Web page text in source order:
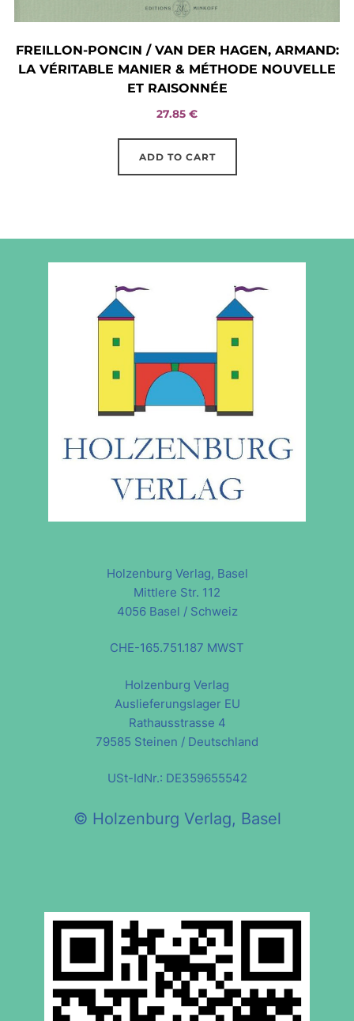
FREILLON-PONCIN / VAN DER HAGEN, ARMAND:
LA VÉRITABLE MANIER & MÉTHODE NOUVELLE
ET RAISONNÉE
27.85 €
ADD TO CART
Holzenburg Verlag, Basel
Mittlere Str. 112
4056 Basel / Schweiz
CHE-165.751.187 MWST
Holzenburg Verlag
Auslieferungslager EU
Rathausstrasse 4
79585 Steinen / Deutschland
USt-IdNr.: DE359655542
© Holzenburg Verlag, Basel